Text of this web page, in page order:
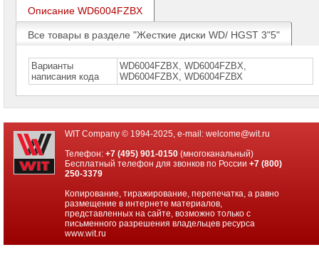
Моноблоки
Brand
Компьютеры
Brand
плоттеры
МФУ
Серверы
Brand
Пассивное
оборудование
Описание WD6004FZBX
Все товары в разделе "Жесткие диски WD/ HGST 3"5"
Варианты
написания кода
WD6004FZBX, WD6004FZBX,
WD6004FZВX, WD6004FZВХ
WIT Company © 1994-2025, e-mail: welcome@wit.ru
Телефон:+7 (495) 901-0150 (многоканальный)
Бесплатный телефон для звонков по России+7 (800)
250-3379
Копирование, тиражирование, перепечатка, а равно
размещение в интернете материалов,
представленных на сайте, возможно только с
письменного разрешения владельцев ресурса
www.wit.ru